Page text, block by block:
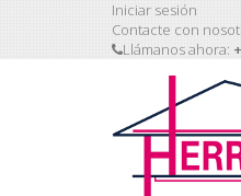
Iniciar sesión
Contacte con
Llámanos ahora: